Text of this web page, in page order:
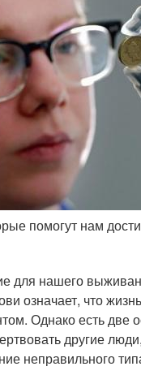
помогут нам
для нашего
означает, что
Однако есть
другие
неправильного